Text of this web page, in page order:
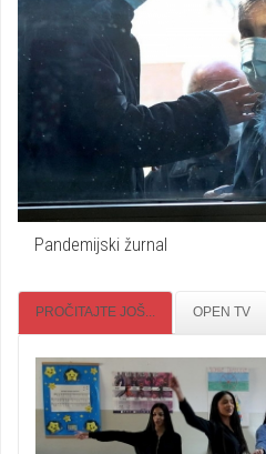
Pandemijski žurnal
PROČITAJTE JOŠ... OPEN TV